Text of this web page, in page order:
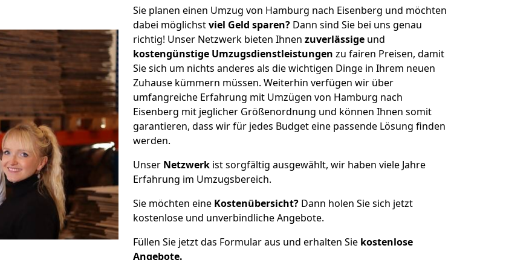
Sie planen einen Umzug von Hamburg nach Eisenberg und möchten
dabei möglichstviel Geld sparen? Dann sind Sie bei uns genau
richtig! Unser Netzwerk bieten Ihnen zuverlässige und
kostengünstige Umzugsdienstleistungen zu fairen Preisen, damit
Sie sich um nichts anderes als die wichtigen Dinge in Ihrem neuen
Zuhause kümmern müssen. Weiterhin verfügen wir über
umfangreiche Erfahrung mit Umzügen von Hamburg nach
Eisenberg mit jeglicher Größenordnung und können Ihnen somit
garantieren, dass wir für jedes Budget eine passende Lösung finden
werden.
Unser Netzwerk ist sorgfältig ausgewählt, wir haben viele Jahre
Erfahrung im Umzugsbereich.
Sie möchten eine Kostenübersicht? Dann holen Sie sich jetzt
kostenlose und unverbindliche Angebote.
Füllen Sie jetzt das Formular aus und erhalten Sie kostenlose
Angebote.